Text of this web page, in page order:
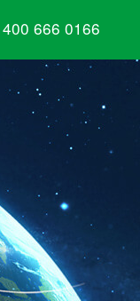
400 666 0166